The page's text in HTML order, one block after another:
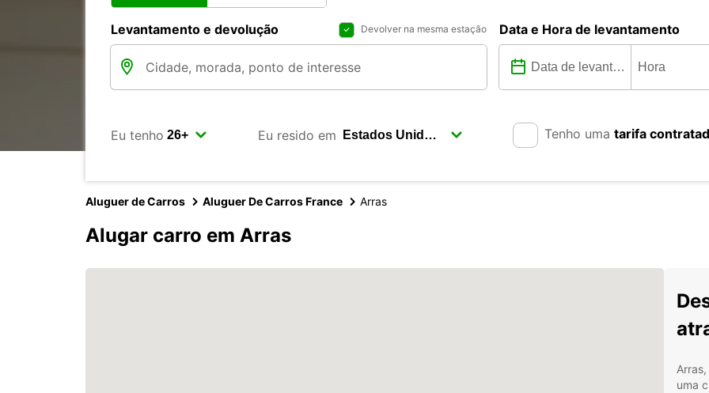
Levantamento e devolução Devolver na mesma estação Data e Hora de levantamento
Eu tenho Eu resido em Tenho uma tarifa
Aluguer de Carros Aluguer De Carros France Arras
Alugar carro em Arras
uma